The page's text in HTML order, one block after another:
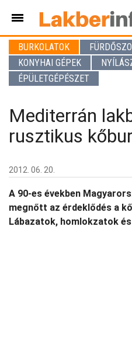
BURKOLATOK
KONYHAI GÉPEK
ÉPÜLETGÉPÉSZET
Mediterrán
rusztikus
2012. 06. 20.
A 90-es években
megnőtt az érdeklődés a
Lábazatok, homlokzatok